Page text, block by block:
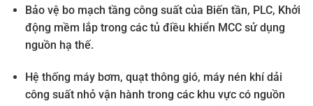
Bảo vệ bo mạch tầng công suất của Biến tần, PLC, Khởi
động mềm lắp trong các tủ điều khiển MCC sử dụng
nguồn hạ thế.
Hệ thống máy bơm, quạt thông gió, máy nén khí dải
công suất nhỏ vận hành trong các khu vực có nguồn